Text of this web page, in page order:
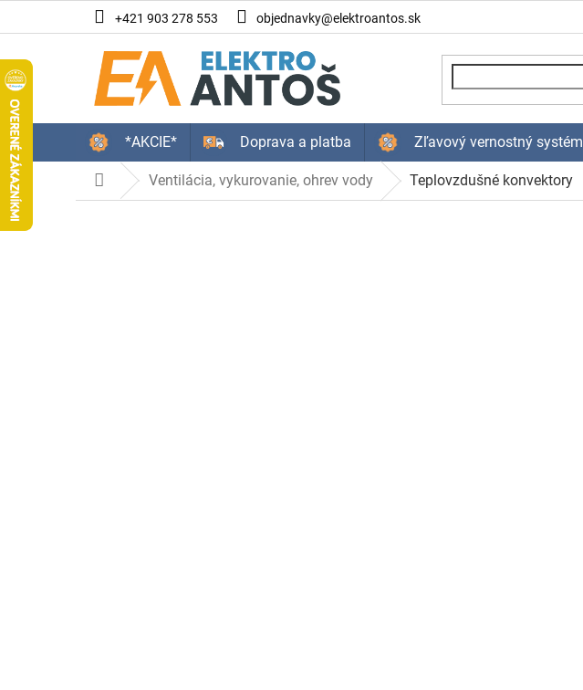
na
+421 903 278 553 objednavky@elektroantos.sk
*AKCIE* Doprava a platba Zľavový vernostný systém
DomovVentilácia, vykurovanie, ohrev vody Teplovzdušné konvektory